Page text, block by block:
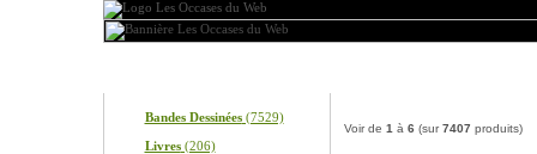
Bandes Dessinées(7529)
Livres(206)
Voir de 1 à 6 (sur7407 produits)